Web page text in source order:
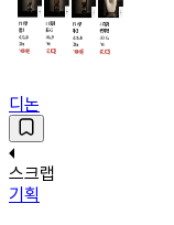
디논
스크랩
기획